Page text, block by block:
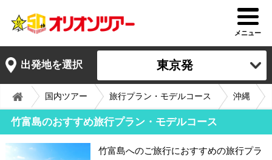
メニュー
出発地を選択 東京発
国内ツアー 旅行プラン・モデルコース 沖縄
竹富島のおすすめ旅行プラン・モデルコース
竹富島へのご旅行におすすめの旅行プラ